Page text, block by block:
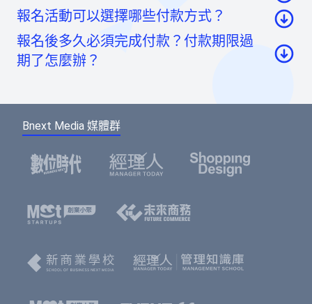
至活動頁面點選「我要報名」按鈕後，至票券資
訊頁點選「請先登入」按鈕。
入。（若您尚未成為BNEXTMEDIA會員，請點選
下方的註冊按鈕，即可註冊會員帳號。）
選擇您欲報名的票種及張數後，點選「確認」按
鈕。
名表單中，加速您的報名流程。
寫每個人的資料，或只填寫一位代表人資料。若
報名活動可以選擇哪些付款方式？
信用卡：頁面將轉至綠界科技頁面線上刷卡
款成功。
報名後多久必須完成付款？付款期限過
期了怎麼辦？
費用，系統無法為您保留席次，要參加活動請重新
Bnext Media 媒體群